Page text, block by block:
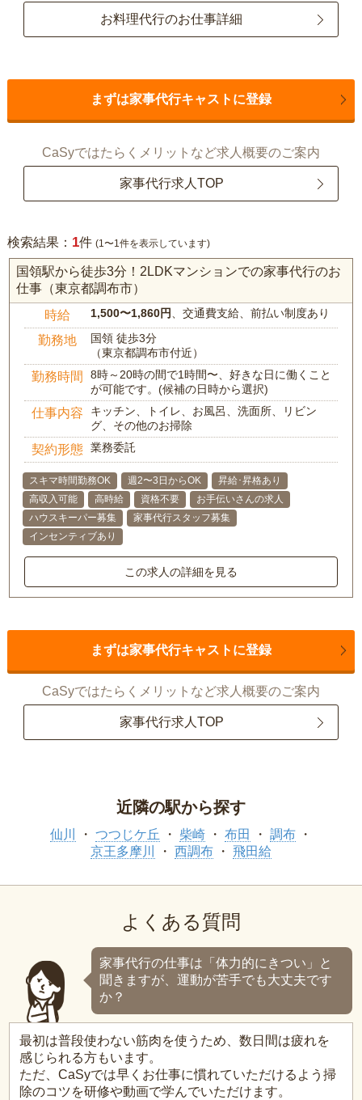
お料理代行のお仕事詳細
まずは家事代行キャストに登録
CaSyではたらくメリットなど求人概要のご案内
家事代行求人TOP
検索結果： 1件 (1〜1件を表示しています)
国領駅から徒歩3分！2LDKマンションでの家事代行のお
仕事（東京都調布市）
時給 1,500〜1,860円 、交通費支給、前払い制度あり
勤務地
国領 徒歩3分
（東京都調布市付近）
勤務時間
8時～20時の間で1時間〜、好きな日に働くこと
が可能です。(候補の日時から選択)
仕事内容
キッチン、トイレ、お風呂、洗面所、リビン
グ、その他のお掃除
契約形態 業務委託
スキマ時間勤務OK 週2〜3日からOK
昇給･昇格あり
高収入可能
高時給 資格不要
お手伝いさんの求人
ハウスキーパー募集
家事代行スタッフ募集
インセンティブあり
この求人の詳細を見る
まずは家事代行キャストに登録
CaSyではたらくメリットなど求人概要のご案内
家事代行求人TOP
近隣の駅から探す
仙川 つつじケ丘 柴崎 布田
調布
京王多摩川
西調布 飛田給
よくある質問
家事代行の仕事は「体力的にきつい」と
聞きますが、運動が苦手でも大丈夫です
か？
最初は普段使わない筋肉を使うため、数日間は疲れを
感じられる方もいます。
ただ、CaSyでは早くお仕事に慣れていただけるよう掃
除のコツを研修や動画で学んでいただけます。